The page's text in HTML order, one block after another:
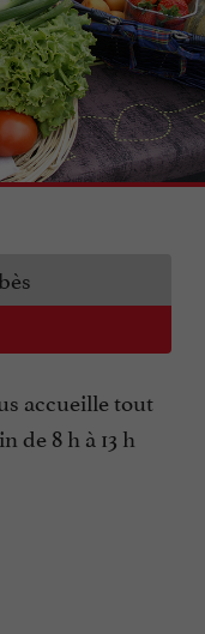
accueille tout
de 8 h à 13 h